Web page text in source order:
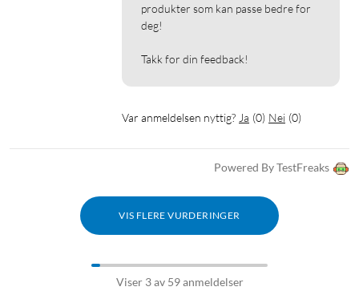
produkter som kan passe bedre for
deg!
Takk for din feedback!
Var anmeldelsen nyttig? Ja (0) Nei (0)
Powered By TestFreaks
VIS FLERE VURDERINGER
Viser 3 av 59 anmeldelser